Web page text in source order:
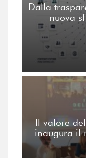
Dalla
nuova
Il valore
inaugura il